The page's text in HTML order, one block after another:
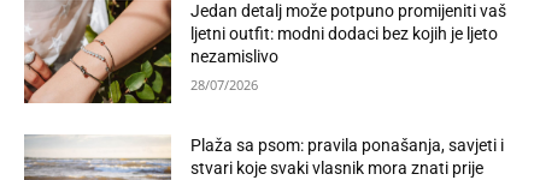
Jedan detalj može potpuno promijeniti vaš
ljetni outfit: modni dodaci bez kojih je ljeto
nezamislivo
28/07/2026
Plaža sa psom: pravila ponašanja, savjeti i
stvari koje svaki vlasnik mora znati prije